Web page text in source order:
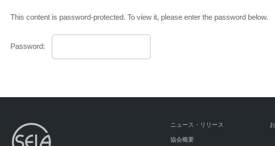
This content is password-protected. To view it, please enter the password below.
Password:
ニュース・リリース
協会概要